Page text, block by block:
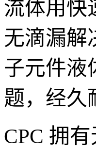
流体用快
无滴漏解
子元件液
题，经久
CPC 拥